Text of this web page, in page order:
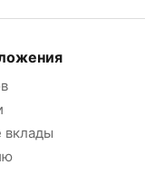
вклады